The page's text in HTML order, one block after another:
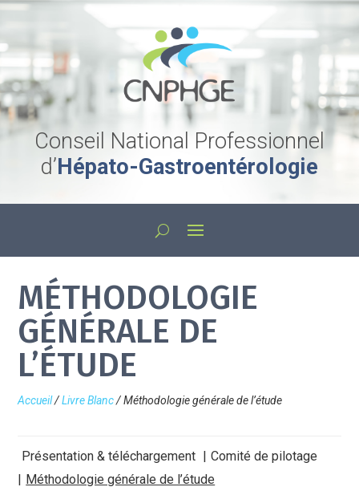
Conseil National Professionnel
d’Hépato-Gastroentérologie
MÉTHODOLOGIE
GÉNÉRALE DE
L’ÉTUDE
Accueil/Livre Blanc/Méthodologie générale de l’étude
Présentation & téléchargement
Comité de pilotage
Méthodologie générale de l’étude